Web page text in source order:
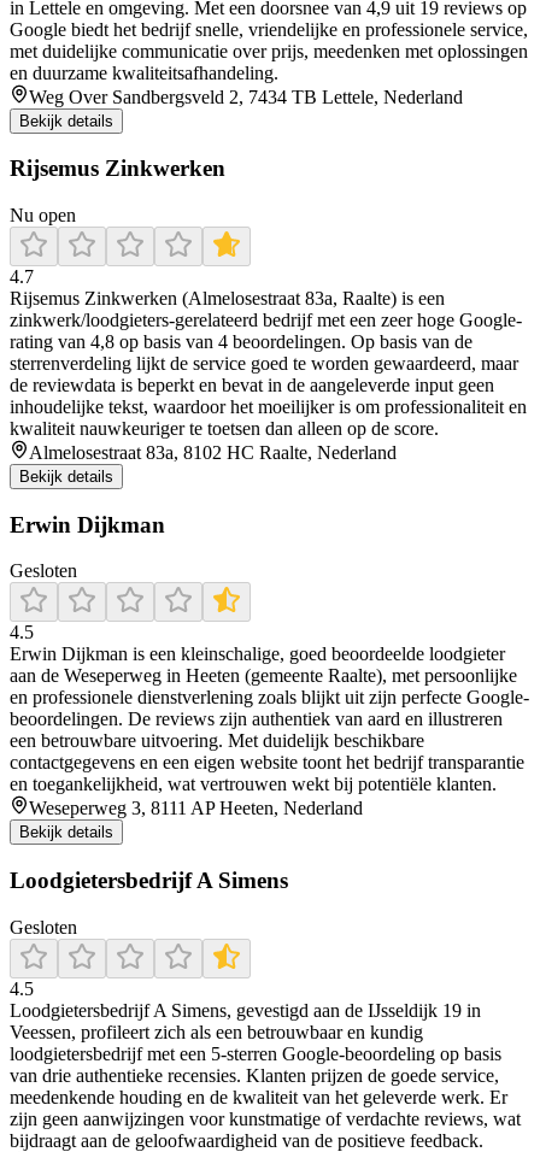
in Lettele en omgeving. Met een doorsnee van 4,9 uit 19 reviews op
Google biedt het bedrijf snelle, vriendelijke en professionele service,
met duidelijke communicatie over prijs, meedenken met oplossingen
en duurzame kwaliteitsafhandeling.
Weg Over Sandbergsveld 2, 7434 TB Lettele, Nederland
Bekijk details
Rijsemus Zinkwerken
Nu open
4.7
Rijsemus Zinkwerken (Almelosestraat 83a, Raalte) is een
zinkwerk/loodgieters-gerelateerd bedrijf met een zeer hoge Google-
rating van 4,8 op basis van 4 beoordelingen. Op basis van de
sterrenverdeling lijkt de service goed te worden gewaardeerd, maar
de reviewdata is beperkt en bevat in de aangeleverde input geen
inhoudelijke tekst, waardoor het moeilijker is om professionaliteit en
kwaliteit nauwkeuriger te toetsen dan alleen op de score.
Almelosestraat 83a, 8102 HC Raalte, Nederland
Bekijk details
Erwin Dijkman
Gesloten
4.5
Erwin Dijkman is een kleinschalige, goed beoordeelde loodgieter
aan de Weseperweg in Heeten (gemeente Raalte), met persoonlijke
en professionele dienstverlening zoals blijkt uit zijn perfecte Google-
beoordelingen. De reviews zijn authentiek van aard en illustreren
een betrouwbare uitvoering. Met duidelijk beschikbare
contactgegevens en een eigen website toont het bedrijf transparantie
en toegankelijkheid, wat vertrouwen wekt bij potentiële klanten.
Weseperweg 3, 8111 AP Heeten, Nederland
Bekijk details
Loodgietersbedrijf A Simens
Gesloten
4.5
Loodgietersbedrijf A Simens, gevestigd aan de IJsseldijk 19 in
Veessen, profileert zich als een betrouwbaar en kundig
loodgietersbedrijf met een 5‑sterren Google‑beoordeling op basis
van drie authentieke recensies. Klanten prijzen de goede service,
meedenkende houding en de kwaliteit van het geleverde werk. Er
zijn geen aanwijzingen voor kunstmatige of verdachte reviews, wat
bijdraagt aan de geloofwaardigheid van de positieve feedback.